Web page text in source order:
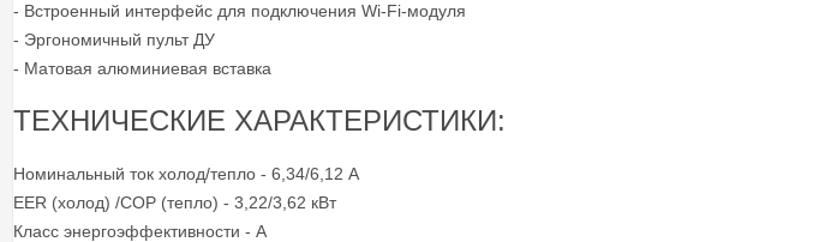
- Встроенный интерфейс для подключения Wi-Fi-модуля
- Эргономичный пульт ДУ
- Матовая алюминиевая вставка
ТЕХНИЧЕСКИЕ ХАРАКТЕРИСТИКИ:
Номинальный ток холод/тепло - 6,34/6,12 А
EER (холод) /COP (тепло) - 3,22/3,62 кВт
Класс энергоэффективности - А